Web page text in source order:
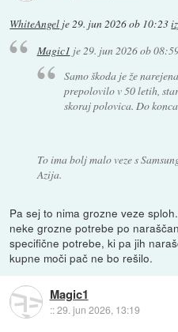
WhiteAngel je29. jun 2026 ob 10:23
Magic1 je 29. jun 2026 ob
Samo škoda je že
prepolovilo v 50 letih,
skoraj polovica. Do
To ima bolj malo veze s
Azija.
Pa sej to nima grozne veze
neke grozne potrebe po
specifične potrebe, ki pa jih
kupne moči pač ne bo rešilo.
Magic1
::29. jun 2026, 13:19